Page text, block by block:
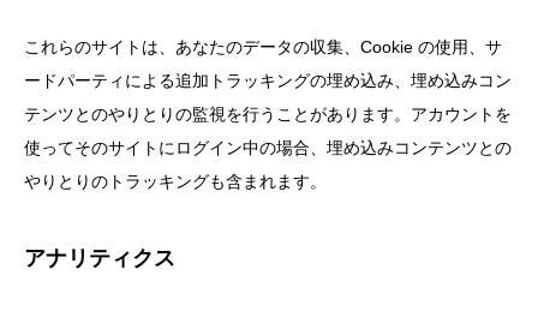
これらのサイトは、あなたのデータの収集、Cookie の使用、サ
ードパーティによる追加トラッキングの埋め込み、埋め込みコン
テンツとのやりとりの監視を行うことがあります。アカウントを
使ってそのサイトにログイン中の場合、埋め込みコンテンツとの
やりとりのトラッキングも含まれます。
アナリティクス